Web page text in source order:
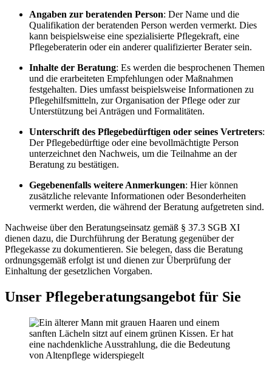
Angaben zur beratenden Person: Der Name und die
Qualifikation der beratenden Person werden vermerkt. Dies
kann beispielsweise eine spezialisierte Pflegekraft, eine
Pflegeberaterin oder ein anderer qualifizierter Berater sein.
Inhalte der Beratung: Es werden die besprochenen Themen
und die erarbeiteten Empfehlungen oder Maßnahmen
festgehalten. Dies umfasst beispielsweise Informationen zu
Pflegehilfsmitteln, zur Organisation der Pflege oder zur
Unterstützung bei Anträgen und Formalitäten.
Unterschrift des Pflegebedürftigen oder seines Vertreters:
Der Pflegebedürftige oder eine bevollmächtigte Person
unterzeichnet den Nachweis, um die Teilnahme an der
Beratung zu bestätigen.
Gegebenenfalls weitere Anmerkungen: Hier können
zusätzliche relevante Informationen oder Besonderheiten
vermerkt werden, die während der Beratung aufgetreten sind.
Nachweise über den Beratungseinsatz gemäß § 37.3 SGB XI
dienen dazu, die Durchführung der Beratung gegenüber der
Pflegekasse zu dokumentieren. Sie belegen, dass die Beratung
ordnungsgemäß erfolgt ist und dienen zur Überprüfung der
Einhaltung der gesetzlichen Vorgaben.
Unser Pflegeberatungsangebot für Sie